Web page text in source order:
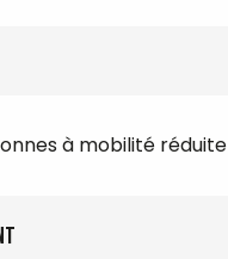
à mobilité réduite